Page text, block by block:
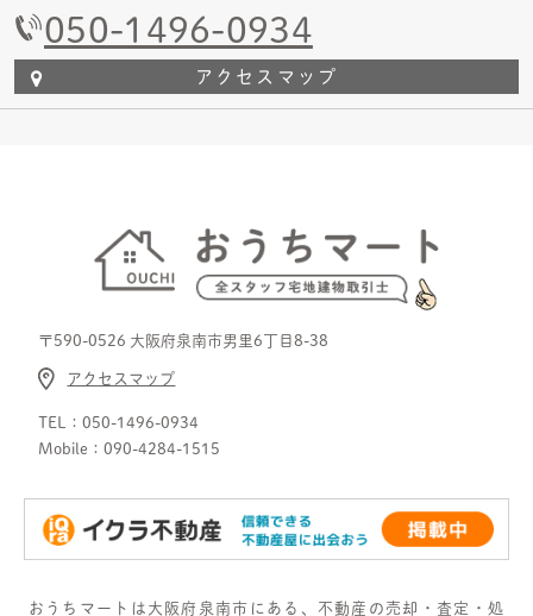
050-1496-0934
アクセスマップ
〒590-0526 ⼤阪府泉南市男⾥6丁⽬8-38
アクセスマップ
TEL：050-1496-0934
Mobile：090-4284-1515
おうちマートは大阪府泉南市にある、不動産の売却・査定・処